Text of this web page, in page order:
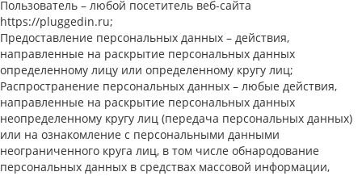
Пользователь – любой посетитель веб-сайта
https://pluggedin.ru;
Предоставление персональных данных – действия,
направленные на раскрытие персональных данных
определенному лицу или определенному кругу лиц;
Распространение персональных данных – любые действия,
направленные на раскрытие персональных данных
неопределенному кругу лиц (передача персональных данных)
или на ознакомление с персональными данными
неограниченного круга лиц, в том числе обнародование
персональных данных в средствах массовой информации,